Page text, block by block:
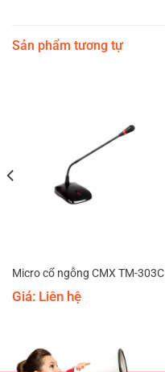
Sản phẩm tương tự
Micro cổ ngỗng CMX TM-303C
Giá: Liên hệ